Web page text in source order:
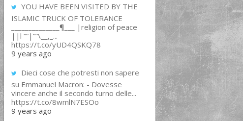
YOU HAVE BEEN VISITED BY THE
ISLAMIC TRUCK OF TOLERANCE
______________¶___ |religion of peace
||l “”|””\__,_...
https://t.co/yUD4QSKQ78
9 years ago
Dieci cose che potresti non sapere
su Emmanuel Macron: - Dovesse
vincere anche il secondo turno delle...
https://t.co/8wmlN7ESOo
9 years ago